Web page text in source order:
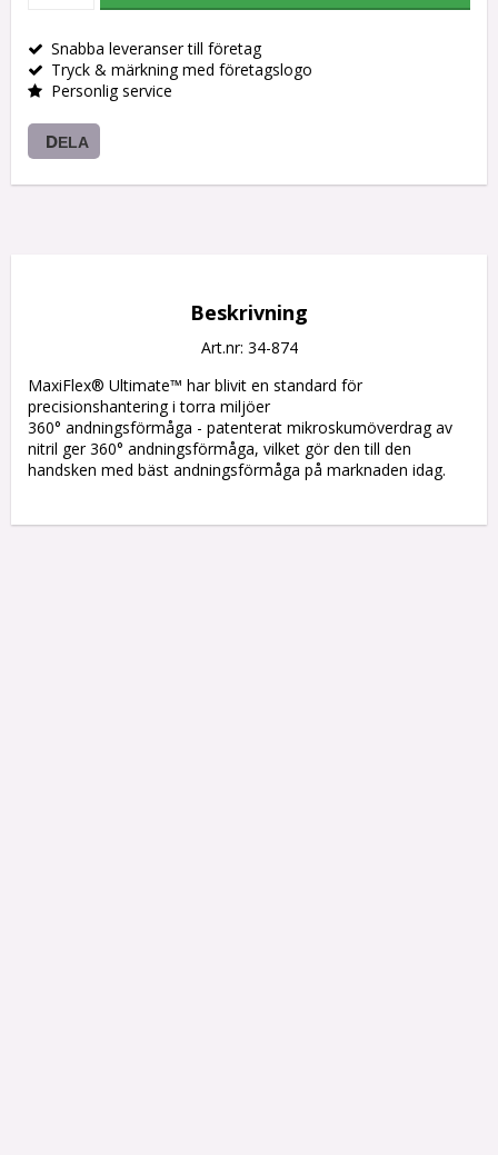
Snabba leveranser till företag
Tryck & märkning med företagslogo
Personlig service
DELA
Beskrivning
Art.nr: 34-874
MaxiFlex® Ultimate™ har blivit en standard för
precisionshantering i torra miljöer
360° andningsförmåga - patenterat mikroskumöverdrag av
nitril ger 360° andningsförmåga, vilket gör den till den
handsken med bäst andningsförmåga på marknaden idag.